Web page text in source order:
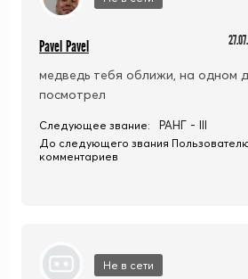
Pavel Pavel
медведь тебя оближи, на одном
посмотрел
Следующее звание: РАНГ - III
До следующего звания
комментариев
Не в сети